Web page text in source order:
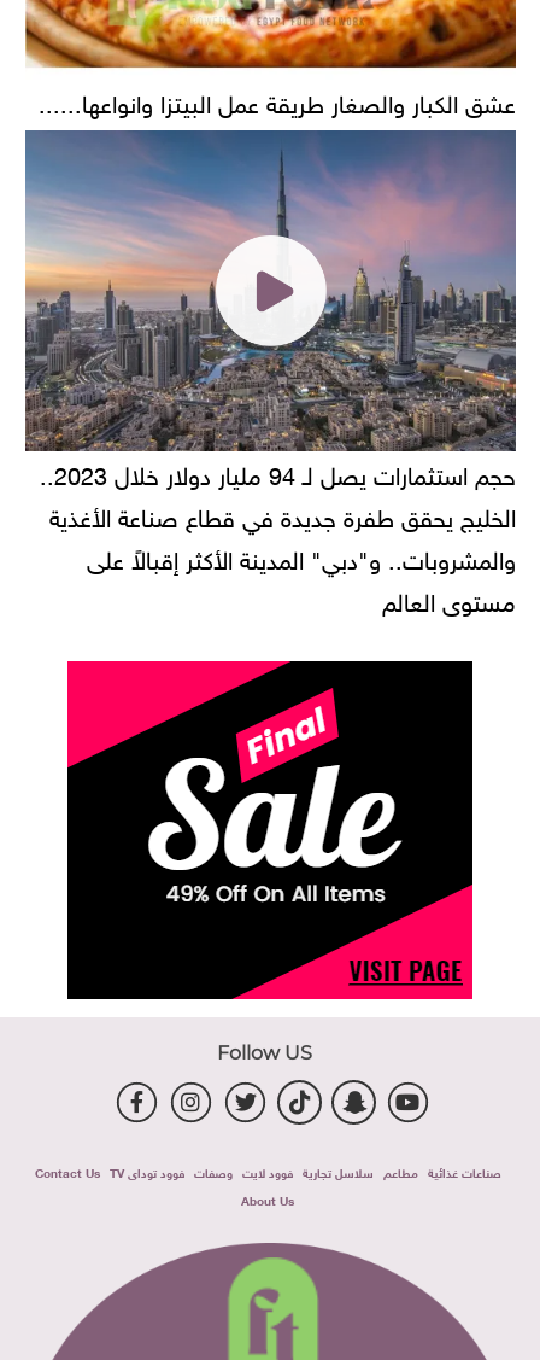
عشق الكبار والصغار طريقة عمل البيتزا وانواعها......
الخليج يحقق طفرة جديدة في قطاع صناعة الأغذية
والمشروبات.. و"دبي" المدينة الأكثر إقبالاً على
مستوى العالم
Follow US
صناعات غذائية مطاعم سلاسل تجارية فوود لايت وصفات فوود توداى TV
Contact Us
About Us